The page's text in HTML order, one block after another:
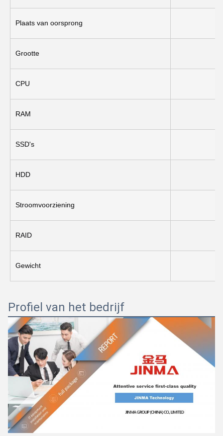
Plaats van oorsprong
Grootte
CPU
RAM
SSD's
HDD
Stroomvoorziening
RAID
Gewicht
Profiel van het bedrijf